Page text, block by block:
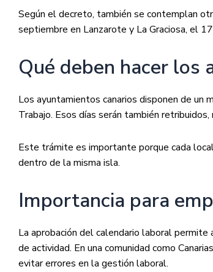
Según el decreto, también se contemplan
septiembre en Lanzarote y La Graciosa, el
Qué deben hacer los
Los ayuntamientos canarios disponen de un
Trabajo. Esos días serán también
Este trámite es importante porque cada
dentro de la misma isla.
Importancia para
La aprobación del calendario laboral permite
de actividad. En una comunidad como
evitar errores en la gestión laboral.